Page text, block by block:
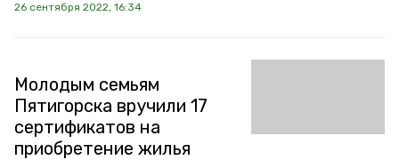
26 сентября 2022, 16:34
Молодым семьям
Пятигорска вручили 17
сертификатов на
приобретение жилья